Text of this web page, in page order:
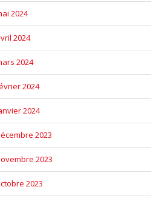
2024
2024
2024
2024
2024
2023
2023
2023